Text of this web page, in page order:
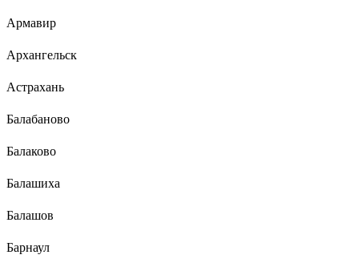
Армавир
Архангельск
Астрахань
Балабаново
Балаково
Балашиха
Балашов
Барнаул